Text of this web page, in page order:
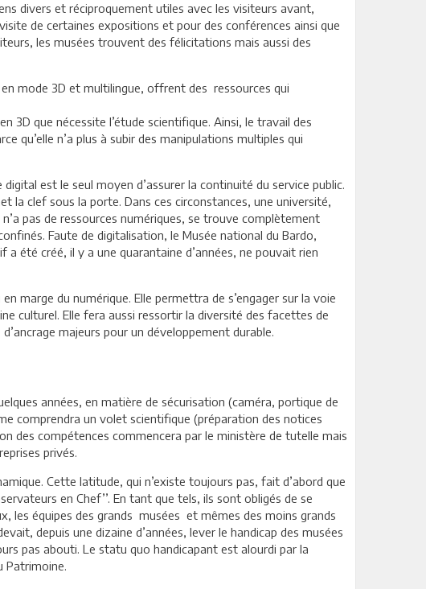
divers et réciproquement utiles avec les visiteurs avant,
de certaines expositions et pour des conférences ainsi que
les musées trouvent des félicitations mais aussi des
mode 3D et multilingue, offrent des ressources qui
3D que nécessite l’étude scientifique. Ainsi, le travail des
qu’elle n’a plus à subir des manipulations multiples qui
est le seul moyen d’assurer la continuité du service public.
la clef sous la porte. Dans ces circonstances, une université,
pas de ressources numériques, se trouve complètement
Faute de digitalisation, le Musée national du Bardo,
a été créé, il y a une quarantaine d’années, ne pouvait rien
marge du numérique. Elle permettra de s’engager sur la voie
culturel. Elle fera aussi ressortir la diversité des facettes de
majeurs pour un développement durable.
années, en matière de sécurisation (caméra, portique de
comprendra un volet scientifique (préparation des notices
des compétences commencera par le ministère de tutelle mais
privés.
Cette latitude, qui n’existe toujours pas, fait d’abord que
en Chef’’. En tant que tels, ils sont obligés de se
les équipes des grands musées et mêmes des moins grands
depuis une dizaine d’années, lever le handicap des musées
pas abouti. Le statu quo handicapant est alourdi par la
Patrimoine.